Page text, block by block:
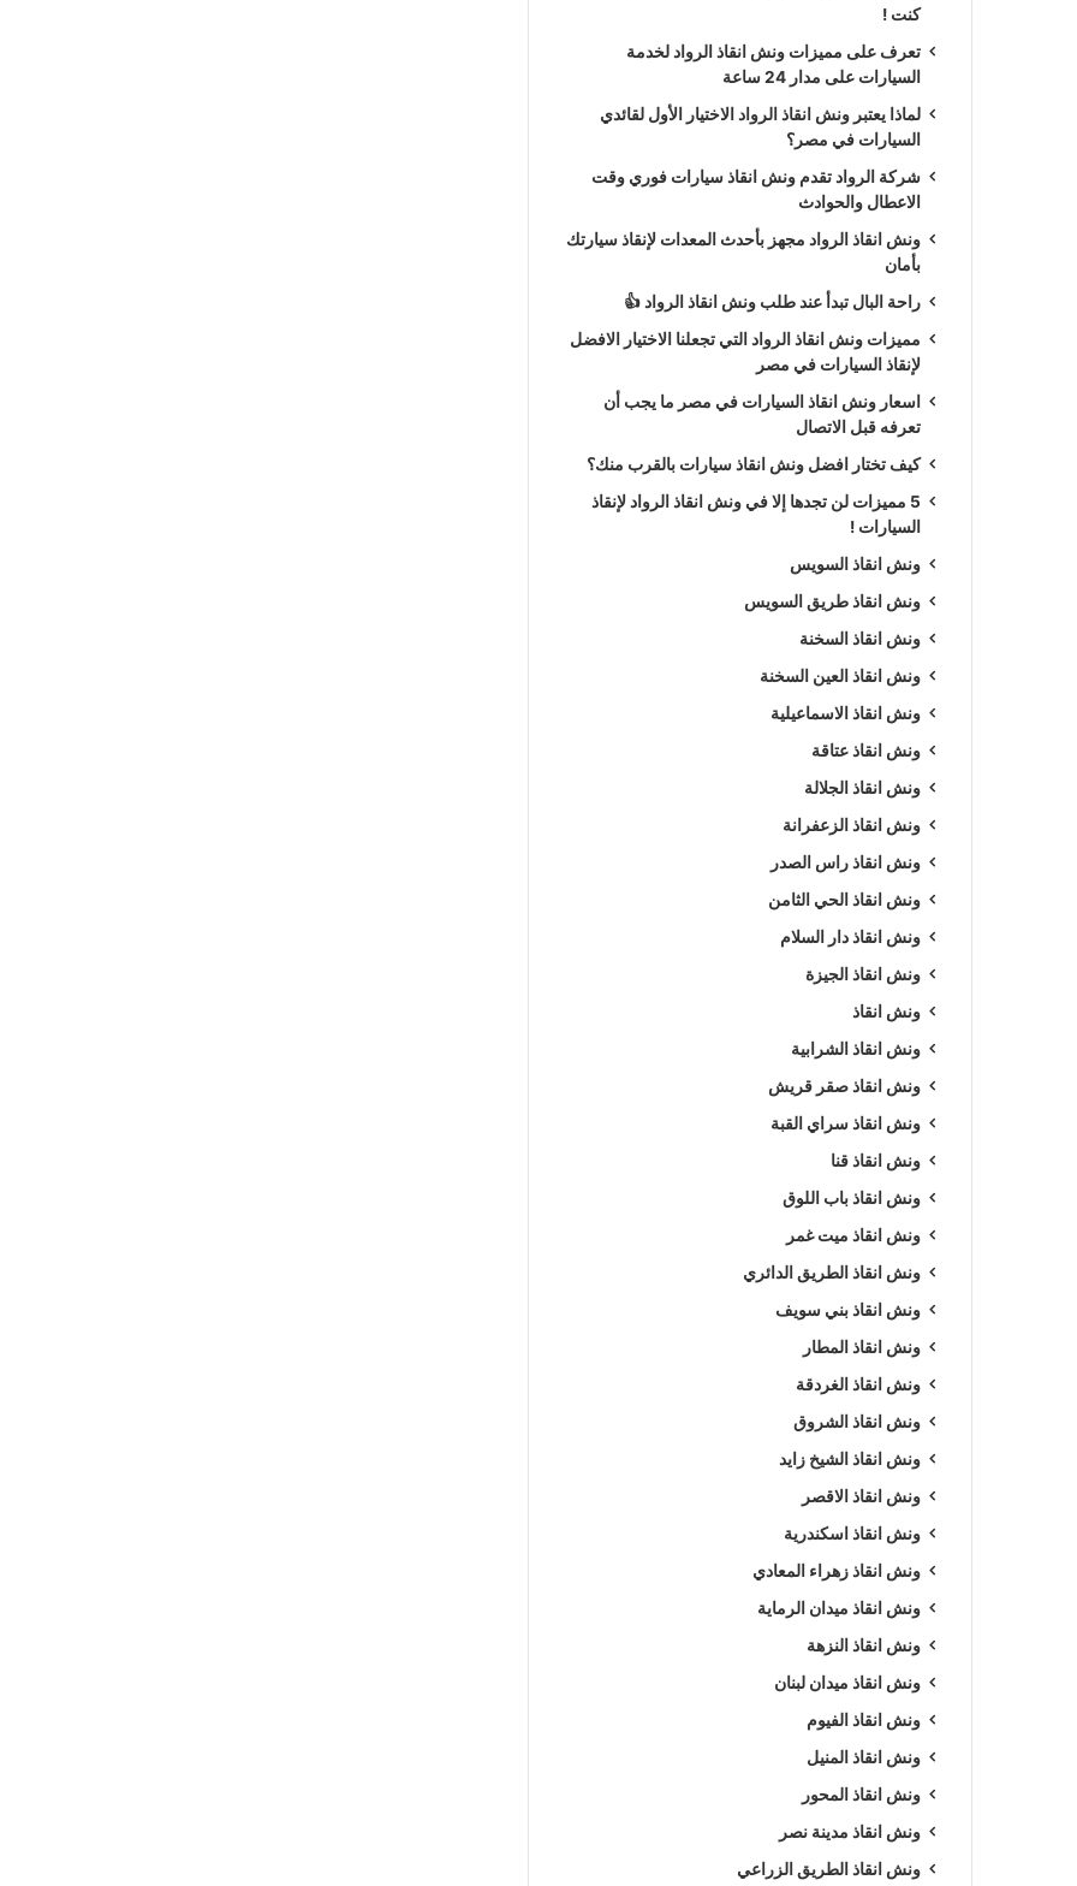
كنت !
تعرف على مميزات ونش انقاذ الرواد لخدمة
السيارات على مدار 24 ساعة
لماذا يعتبر ونش انقاذ الرواد الاختيار الأول لقائدي
السيارات في مصر؟
شركة الرواد تقدم ونش انقاذ سيارات فوري وقت
الاعطال والحوادث
ونش انقاذ الرواد مجهز بأحدث المعدات لإنقاذ سيارتك
بأمان
راحة البال تبدأ عند طلب ونش انقاذ الرواد 👍
مميزات ونش انقاذ الرواد التي تجعلنا الاختيار الافضل
لإنقاذ السيارات في مصر
اسعار ونش انقاذ السيارات في مصر ما يجب أن
تعرفه قبل الاتصال
كيف تختار افضل ونش انقاذ سيارات بالقرب منك؟
5 مميزات لن تجدها إلا في ونش انقاذ الرواد لإنقاذ
السيارات !
ونش انقاذ السويس
ونش انقاذ طريق السويس
ونش انقاذ السخنة
ونش انقاذ العين السخنة
ونش انقاذ الاسماعيلية
ونش انقاذ عتاقة
ونش انقاذ الجلالة
ونش انقاذ الزعفرانة
ونش انقاذ راس الصدر
ونش انقاذ الحي الثامن
ونش انقاذ دار السلام
ونش انقاذ الجيزة
ونش انقاذ
ونش انقاذ الشرابية
ونش انقاذ صقر قريش
ونش انقاذ سراي القبة
ونش انقاذ قنا
ونش انقاذ باب اللوق
ونش انقاذ ميت غمر
ونش انقاذ الطريق الدائري
ونش انقاذ بني سويف
ونش انقاذ المطار
ونش انقاذ الغردقة
ونش انقاذ الشروق
ونش انقاذ الشيخ زايد
ونش انقاذ الاقصر
ونش انقاذ اسكندرية
ونش انقاذ زهراء المعادي
ونش انقاذ ميدان الرماية
ونش انقاذ النزهة
ونش انقاذ ميدان لبنان
ونش انقاذ الفيوم
ونش انقاذ المنيل
ونش انقاذ المحور
ونش انقاذ مدينة نصر
ونش انقاذ الطريق الزراعي